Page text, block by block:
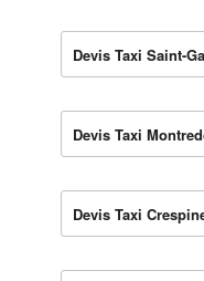
Devis Taxi Saint-
Devis Taxi
Devis Taxi